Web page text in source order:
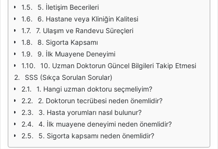
5. İletişim Becerileri
6. Hastane veya Kliniğin Kalitesi
7. Ulaşım ve Randevu Süreçleri
8. Sigorta Kapsamı
9. İlk Muayene Deneyimi
10. Uzman Doktorun Güncel Bilgileri Takip Etmesi
SSS (Sıkça Sorulan Sorular)
1. Hangi uzman doktoru seçmeliyim?
2. Doktorun tecrübesi neden önemlidir?
3. Hasta yorumları nasıl bulunur?
4. İlk muayene deneyimi neden önemlidir?
5. Sigorta kapsamı neden önemlidir?